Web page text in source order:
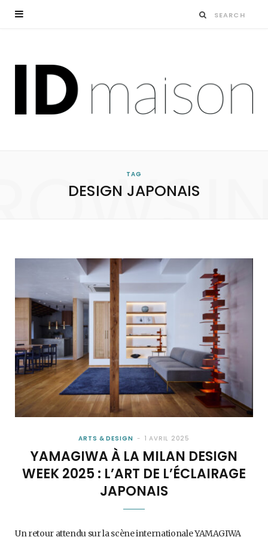
TAG
DESIGN JAPONAIS
ARTS & DESIGN 1 AVRIL 2025
YAMAGIWA À LA MILAN DESIGN
WEEK 2025 : L’ART DE L’ÉCLAIRAGE
JAPONAIS
Un retour attendu sur la scène internationale YAMAGIWA